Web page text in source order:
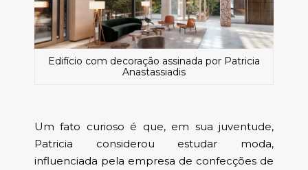
Edifício com decoração assinada por Patricia
Anastassiadis
Um fato curioso é que, em sua juventude,
Patricia considerou estudar moda,
influenciada pela empresa de confecções de